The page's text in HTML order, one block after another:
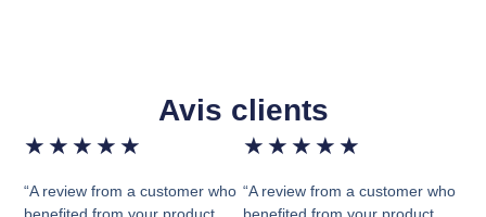
Avis clients
★ ★ ★ ★ ★
“A review from a customer who
★ ★ ★ ★ ★
“A review from a customer who